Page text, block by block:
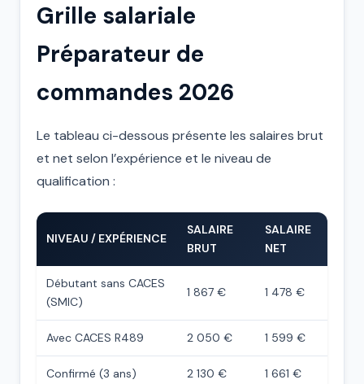
Grille salariale
Préparateur de
commandes 2026
Le tableau ci-dessous présente les salaires brut
et net selon l’expérience et le niveau de
qualification :
NIVEAU / EXPÉRIENCE
SALAIRE
BRUT
SALAIRE
NET
Débutant sans CACES
(SMIC)
1 867 € 1 478 €
Avec CACES R489 2 050 € 1 599 €
Confirmé (3 ans) 2 130 € 1 661 €